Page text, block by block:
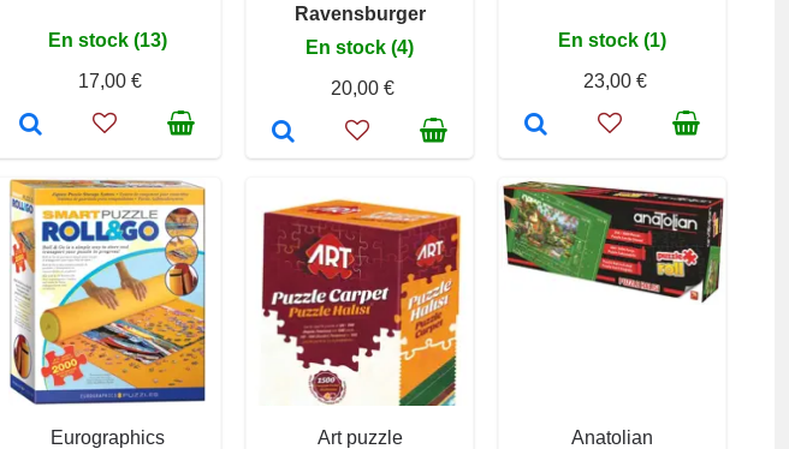
En stock (13)
17,00 €
Ravensburger
En stock (4)
20,00 €
En stock (1)
23,00 €
Eurographics
Art puzzle
Anatolian